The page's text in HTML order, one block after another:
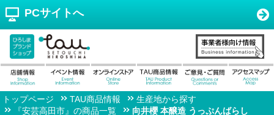
PCサイトへ
トップページ TAU商品情報
生産地から探す
『安芸高田市』の商品一覧
向井櫻 本醸造 うっぷんばらし